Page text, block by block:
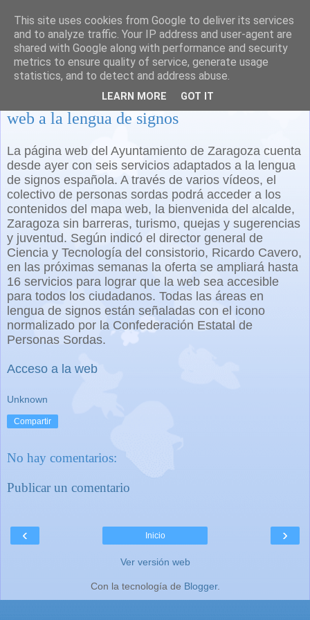
El ayuntamiento de Zaragoza adapta su
web a la lengua de signos
La página web del Ayuntamiento de Zaragoza cuenta
desde ayer con seis servicios adaptados a la lengua
de signos española. A través de varios vídeos, el
colectivo de personas sordas podrá acceder a los
contenidos del mapa web, la bienvenida del alcalde,
Zaragoza sin barreras, turismo, quejas y sugerencias
y juventud. Según indicó el director general de
Ciencia y Tecnología del consistorio, Ricardo Cavero,
en las próximas semanas la oferta se ampliará hasta
16 servicios para lograr que la web sea accesible
para todos los ciudadanos. Todas las áreas en
lengua de signos están señaladas con el icono
normalizado por la Confederación Estatal de
Personas Sordas.
Acceso a la web
Unknown
Compartir
No hay comentarios:
Publicar un comentario
‹ ›
Inicio
Ver versión web
Con la tecnología de Blogger.
This site uses cookies from Google to deliver its services
and to analyze traffic. Your IP address and user-agent are
shared with Google along with performance and security
metrics to ensure quality of service, generate usage
statistics, and to detect and address abuse.
LEARN MORE GOT IT